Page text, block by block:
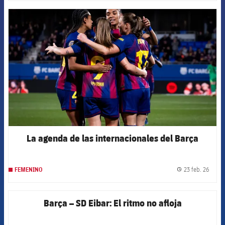
FCB Barcelona badge
La agenda de las internacionales del Barça
FEMENINO 23 feb. 26
FCB Barcelona badge
Barça – SD Eibar: El ritmo no afloja